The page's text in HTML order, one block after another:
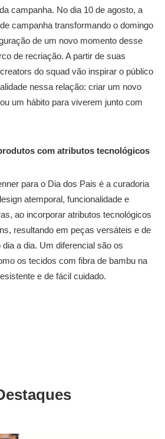
campanha. No dia 10 de agosto, a
campanha transformando o domingo
de um novo momento desse
de recriação. A partir de suas
do squad vão inspirar o público
nessa relação: criar um novo
um hábito para viverem junto com
com atributos tecnológicos
para o Dia dos Pais é a curadoria
atemporal, funcionalidade e
ao incorporar atributos tecnológicos
resultando em peças versáteis e de
a dia. Um diferencial são os
os tecidos com fibra de bambu na
e de fácil cuidado.